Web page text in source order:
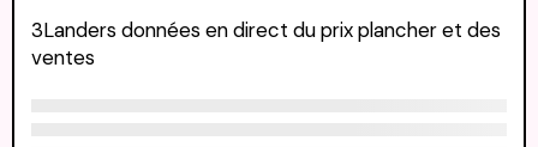
3Landers données en direct du prix plancher et des
ventes